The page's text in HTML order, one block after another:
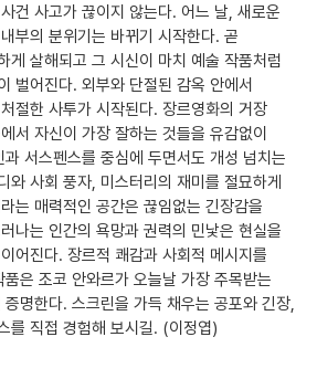
건 사고가 끊이지 않는다. 어느 날, 새로운
부의 분위기는 바뀌기 시작한다. 곧
게 살해되고 그 시신이 마치 예술 작품처럼
벌어진다. 외부와 단절된 감옥 안에서
절한 사투가 시작된다. 장르영화의 거장
서 자신이 가장 잘하는 것들을 유감없이
서스펜스를 중심에 두면서도 개성 넘치는
와 사회 풍자, 미스터리의 재미를 절묘하게
는 매력적인 공간은 끊임없는 긴장감을
나는 인간의 욕망과 권력의 민낯은 현실을
어진다. 장르적 쾌감과 사회적 메시지를
은 조코 안와르가 오늘날 가장 주목받는
명한다. 스크린을 가득 채우는 공포와 긴장,
를 직접 경험해 보시길. (이정엽)